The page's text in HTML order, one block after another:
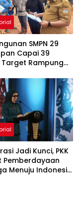
SMPN 29
Capai 39
Target Rampung
Jadi Kunci, PKK
Pemberdayaan
Menuju Indonesia